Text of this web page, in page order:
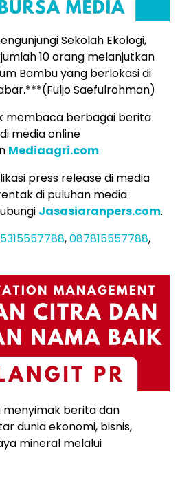
Sekolah Ekologi,
10 orang melanjutkan
Bambu yang berlokasi di
Saefulrohman)
membaca berbagai berita
media online
Mediaagri.com
press release di media
di puluhan media
Jasasiaranpers.com.
,087815557788,
berita dan
dunia ekonomi, bisnis,
mineral melalui